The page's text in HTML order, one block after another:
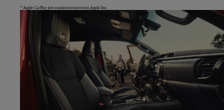
* Apple CarPlay jest znakiem towarowym Apple Inc.